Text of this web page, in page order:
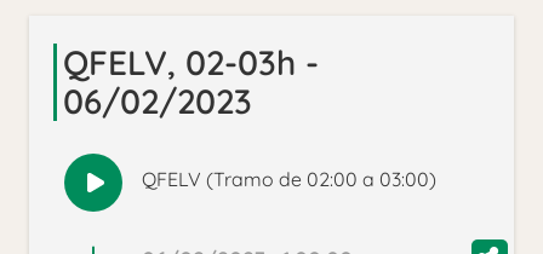
QFELV, 02-03h -
06/02/2023
Reproducir
audio
QFELV (Tramo de 02:00 a 03:00)